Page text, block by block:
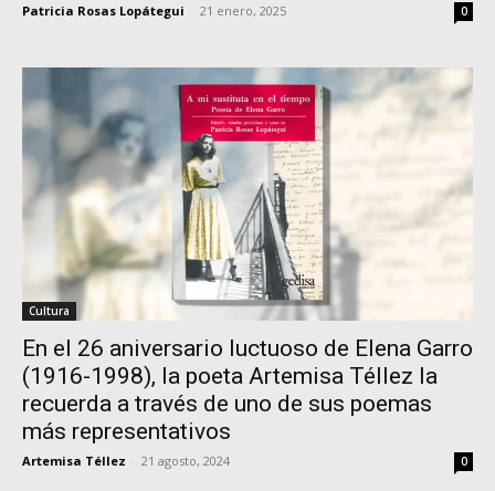
Patricia Rosas Lopátegui 21 enero, 2025 0
Cultura
En el 26 aniversario luctuoso de Elena Garro
(1916-1998), la poeta Artemisa Téllez la
recuerda a través de uno de sus poemas
más representativos
Artemisa Téllez 21 agosto, 2024 0